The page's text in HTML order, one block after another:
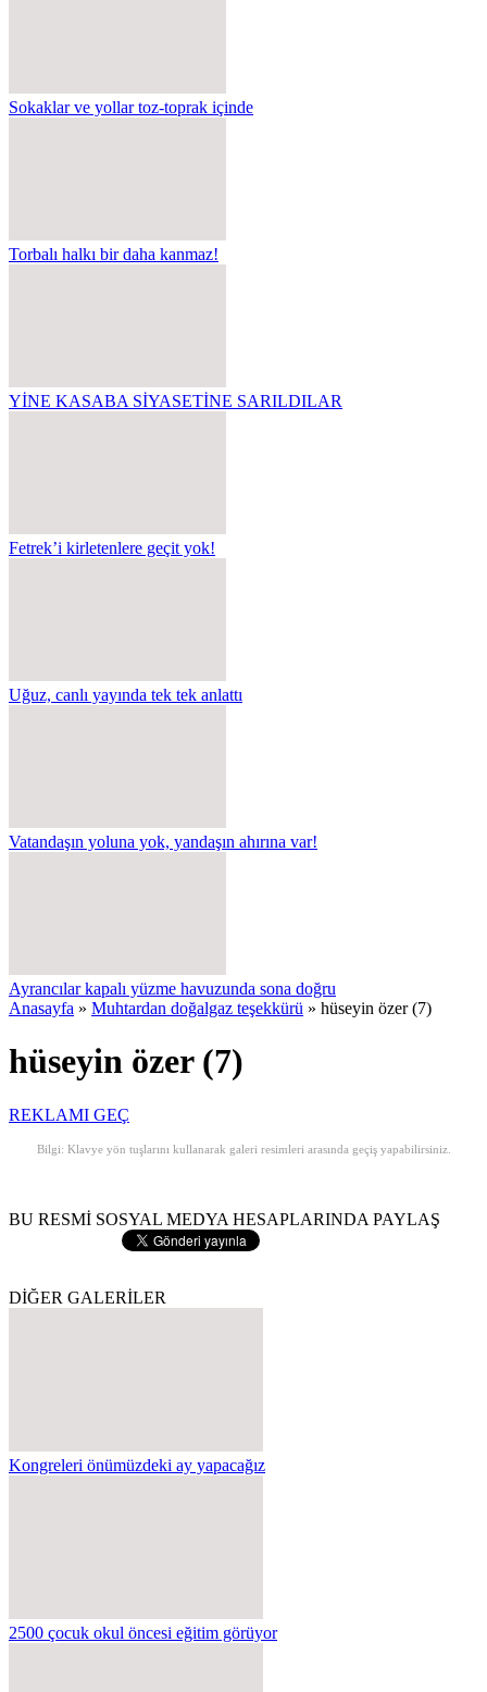
Sokaklar ve yollar toz-toprak içinde
Torbalı halkı bir daha kanmaz!
YİNE KASABA SİYASETİNE SARILDILAR
Fetrek’i kirletenlere geçit yok!
Uğuz, canlı yayında tek tek anlattı
Vatandaşın yoluna yok, yandaşın ahırına var!
Ayrancılar kapalı yüzme havuzunda sona doğru
Anasayfa » Muhtardan doğalgaz teşekkürü » hüseyin özer (7)
hüseyin özer (7)
REKLAMI GEÇ
Bilgi: Klavye yön tuşlarını kullanarak galeri resimleri arasında geçiş yapabilirsiniz.
BU RESMİ SOSYAL MEDYA HESAPLARINDA PAYLAŞ
DİĞER GALERİLER
Kongreleri önümüzdeki ay yapacağız
2500 çocuk okul öncesi eğitim görüyor